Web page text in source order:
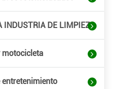
INDUSTRIA DE LIMPIEZA
motocicleta